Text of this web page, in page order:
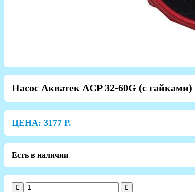
Насос Акватек ACP 32-60G (с гайками)
ЦЕНА: 3177 Р.
Есть в наличии